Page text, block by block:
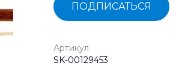
ПОДПИСАТЬСЯ
Артикул
SK-00129453